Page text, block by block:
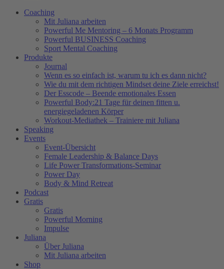
Coaching
Mit Juliana arbeiten
Powerful Me Mentoring – 6 Monats Programm
Powerful BUSINESS Coaching
Sport Mental Coaching
Produkte
Journal
Wenn es so einfach ist, warum tu ich es dann nicht?
Wie du mit dem richtigen Mindset deine Ziele erreichst!
Der Esscode – Beende emotionales Essen
Powerful Body:21 Tage für deinen fitten u.
energiegeladenen Körper
Workout-Mediathek – Trainiere mit Juliana
Speaking
Events
Event-Übersicht
Female Leadership & Balance Days
Life Power Transformations-Seminar
Power Day
Body & Mind Retreat
Podcast
Gratis
Gratis
Powerful Morning
Impulse
Juliana
Über Juliana
Mit Juliana arbeiten
Shop